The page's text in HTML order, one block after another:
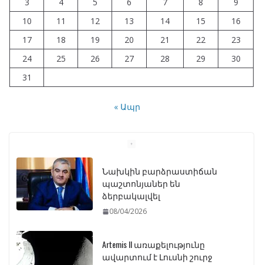
10
11 12 13 14 15
16
17
18 19 20 21 22
23
24
25 26 27 28 29
30
31
« Ապր
Artemis II առաքելությունը
ավարտում է Լուսնի շուրջ
թռիչքը և վերադառնում Երկիր
07/04/2026
ԱԺ–ում առաջին ընթերցմամբ
ընդունվեց «Ընտրական